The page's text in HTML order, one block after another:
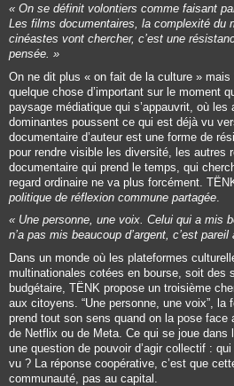
« On se définit volontiers comme faisant
Les films documentaires, la complexité du
cinéastes vont chercher, c’est une
pensée. »
On ne dit plus « on fait de la culture » mais
quelque chose d’important sur le moment
paysage médiatique qui s’appauvrit, où
dominantes poussent ce qui est déjà vu
documentaire d’auteur est une forme de
pour rendre visible les diversité, les autres
documentaire qui prend le temps, qui
regard ordinaire ne va plus forcément.
politique de réflexion commune partagée
« Une personne, une voix. Celui qui a mis
n’a pas mis beaucoup d’argent, c’est
Dans un monde où les plateformes
multinationales cotées en bourse, soit des
budgétaire, TËNK propose un troisième
aux citoyens. “Une personne, une voix”, la
prend tout son sens quand on la pose face
de Netflix ou de Meta. Ce qui se joue dans
une question de pouvoir d’agir collectif :
vu ? La réponse coopérative, c’est que
communauté, pas au capital.